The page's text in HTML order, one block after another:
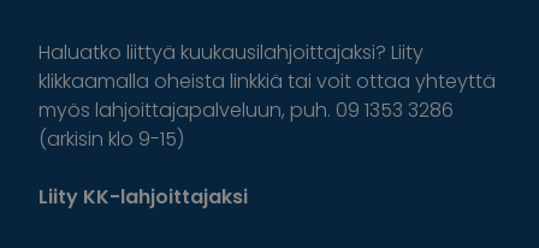
Haluatko liittyä kuukausilahjoittajaksi? Liity
klikkaamalla oheista linkkiä tai voit ottaa yhteyttä
myös lahjoittajapalveluun, puh. 09 1353 3286
(arkisin klo 9-15)
Liity KK-lahjoittajaksi